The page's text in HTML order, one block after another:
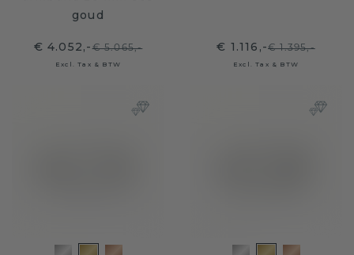
goud
€ 4.052,-€ 5.065,-
Excl. Tax & BTW
€ 1.116,-€ 1.395,-
Excl. Tax & BTW